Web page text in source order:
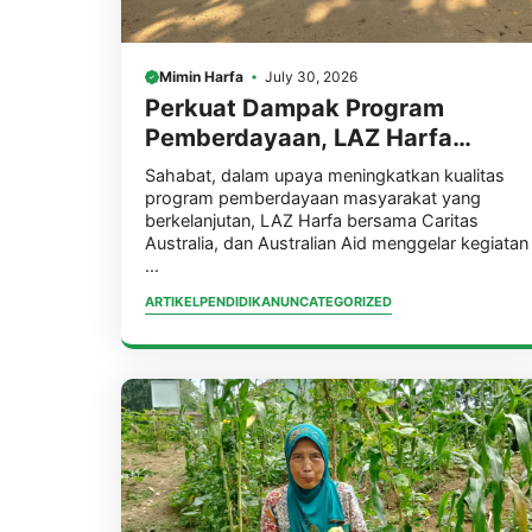
Mimin Harfa July 30, 2026
Perkuat Dampak Program
Pemberdayaan, LAZ Harfa
Bersama Caritas Australia dan
Australian Aid Gelar Capacity
Building Staf
Sahabat, dalam upaya meningkatkan kualitas
program pemberdayaan masyarakat yang
berkelanjutan, LAZ Harfa bersama Caritas
Australia, dan Australian Aid menggelar kegiatan
...
ARTIKELPENDIDIKANUNCATEGORIZED